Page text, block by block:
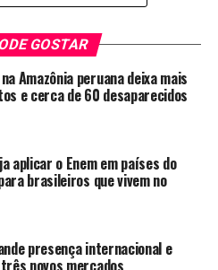
igualitário depende do
O secretário-geral das
destacou que as
violência, perseguição,
até assassinato.
retrógradas continuam a
em todo o mundo,
serem quem são. Segundo
valores que consideramos
GOSTAR
Amazônia peruana deixa mais
e cerca de 60 desaparecidos
aplicar o Enem em países do
brasileiros que vivem no
presença internacional e